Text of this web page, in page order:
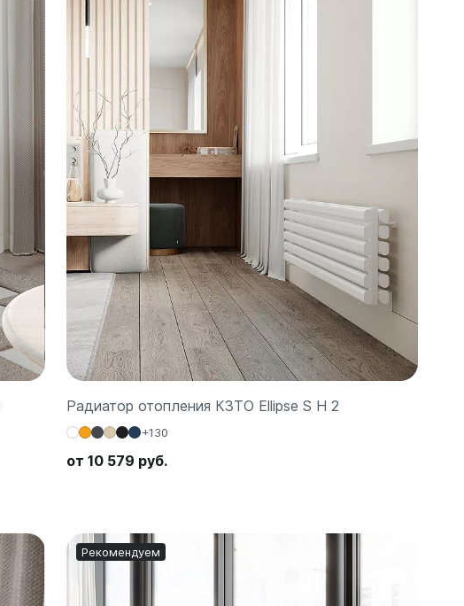
Радиатор отопления КЗТО Ellipse S H 2
+130
от 10 579 руб.
Рекомендуем